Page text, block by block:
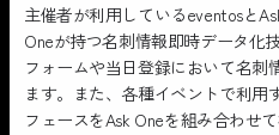
主催者が利用しているeventosと
Oneが持つ名刺情報即時データ化
フォームや当日登録において名刺
ます。また、各種イベントで利
フェースをAsk Oneを組み合わせ